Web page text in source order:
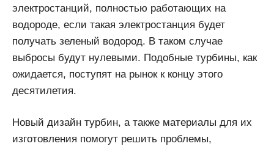
электростанций, полностью работающих на
водороде, если такая электростанция будет
получать зеленый водород. В таком случае
выбросы будут нулевыми. Подобные турбины, как
ожидается, поступят на рынок к концу этого
десятилетия.
Новый дизайн турбин, а также материалы для их
изготовления помогут решить проблемы,